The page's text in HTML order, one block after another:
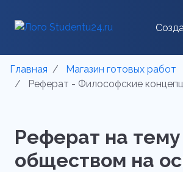
Главная
Магазин готовых работ
Реферат - Философские
Реферат на
обществом на